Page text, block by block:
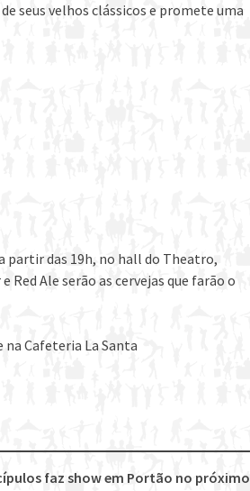
seus velhos clássicos e promete uma
partir das 19h, no hall do Theatro,
Red Ale serão as cervejas que farão o
Cafeteria La Santa
faz show em Portão no próximo